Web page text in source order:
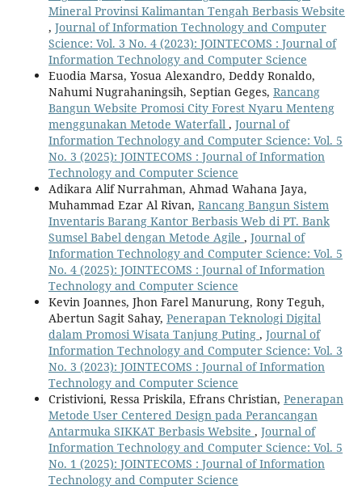
Mineral Provinsi Kalimantan Tengah Berbasis Website
, Journal of Information Technology and Computer
Science: Vol. 3 No. 4 (2023): JOINTECOMS : Journal of
Information Technology and Computer Science
Euodia Marsa, Yosua Alexandro, Deddy Ronaldo,
Nahumi Nugrahaningsih, Septian Geges, Rancang
Bangun Website Promosi City Forest Nyaru Menteng
menggunakan Metode Waterfall , Journal of
Information Technology and Computer Science: Vol. 5
No. 3 (2025): JOINTECOMS : Journal of Information
Technology and Computer Science
Adikara Alif Nurrahman, Ahmad Wahana Jaya,
Muhammad Ezar Al Rivan, Rancang Bangun Sistem
Inventaris Barang Kantor Berbasis Web di PT. Bank
Sumsel Babel dengan Metode Agile , Journal of
Information Technology and Computer Science: Vol. 5
No. 4 (2025): JOINTECOMS : Journal of Information
Technology and Computer Science
Kevin Joannes, Jhon Farel Manurung, Rony Teguh,
Abertun Sagit Sahay, Penerapan Teknologi Digital
dalam Promosi Wisata Tanjung Puting , Journal of
Information Technology and Computer Science: Vol. 3
No. 3 (2023): JOINTECOMS : Journal of Information
Technology and Computer Science
Cristivioni, Ressa Priskila, Efrans Christian, Penerapan
Metode User Centered Design pada Perancangan
Antarmuka SIKKAT Berbasis Website , Journal of
Information Technology and Computer Science: Vol. 5
No. 1 (2025): JOINTECOMS : Journal of Information
Technology and Computer Science